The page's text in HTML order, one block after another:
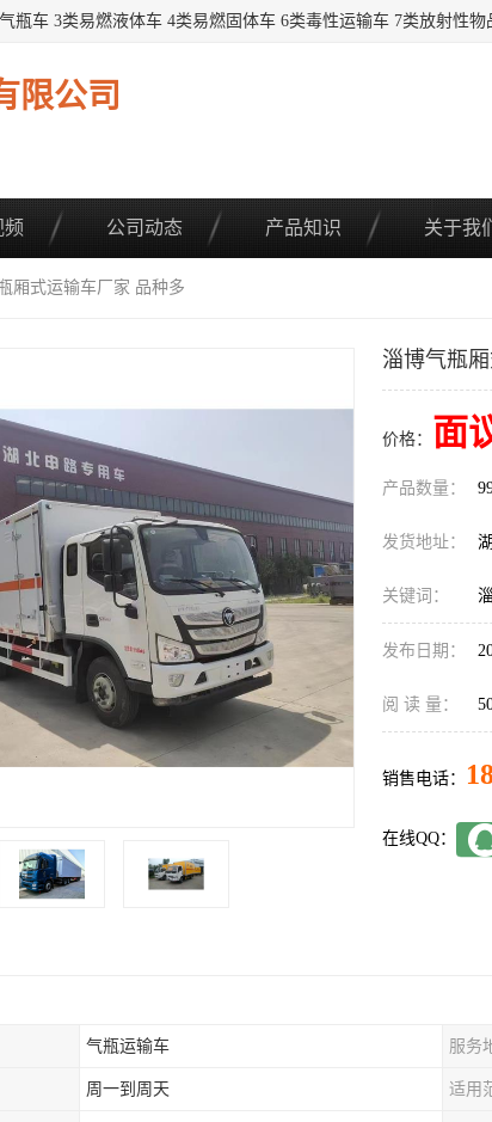
限公司
频 公司动态 产品知识 关于我们
厢式运输车厂家 品种多
淄博气瓶
价格： 面
产品数量：
发货地址：
关键词：
发布日期：
阅 读 量：
销售电话：
在线QQ：
气瓶运输车 服务
周一到周天 适用